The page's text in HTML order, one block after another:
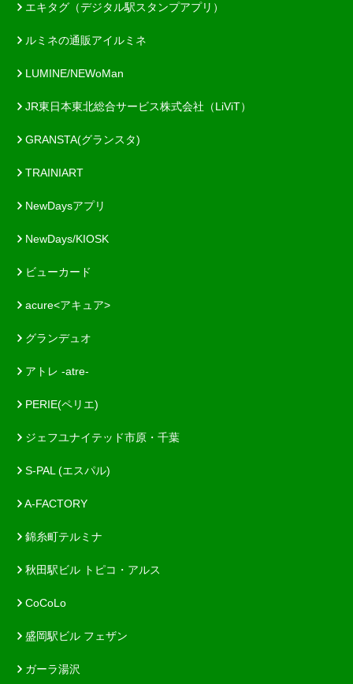
エキタグ（デジタル駅スタンプアプリ）
ルミネの通販アイルミネ
LUMINE/NEWoMan
JR東日本東北総合サービス株式会社（LiViT）
GRANSTA(グランスタ)
TRAINIART
NewDaysアプリ
NewDays/KIOSK
ビューカード
acure<アキュア>
グランデュオ
アトレ -atre-
PERIE(ペリエ)
ジェフユナイテッド市原・千葉
S-PAL (エスパル)
A-FACTORY
錦糸町テルミナ
秋田駅ビル トピコ・アルス
CoCoLo
盛岡駅ビル フェザン
ガーラ湯沢